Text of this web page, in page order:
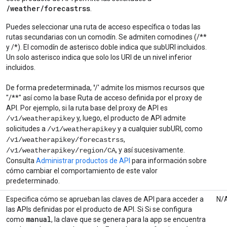
/weather/forecastrss
Puedes seleccionar una ruta de acceso específica o todas las
rutas secundarias con un comodín. Se admiten comodines (/**
y /*). El comodín de asterisco doble indica que subURI incluidos.
Un solo asterisco indica que solo los URI de un nivel inferior
incluidos.
De forma predeterminada, '/' admite los mismos recursos que
"/**" así como la base Ruta de acceso definida por el proxy de
API. Por ejemplo, si la ruta base del proxy de API es
/v1/weatherapikeyy, luego, el producto de API admite
solicitudes a /v1/weatherapikeyy a cualquier subURI, como
/v1/weatherapikey/forecastrss,
/v1/weatherapikey/region/CA, y así sucesivamente.
Consulta Administrar productos de API para información sobre
cómo cambiar el comportamiento de este valor
predeterminado.
Especifica cómo se aprueban las claves de API para acceder a
las APIs definidas por el producto de API. Si Si se configura
como manual, la clave que se genera para la app se encuentra
N/